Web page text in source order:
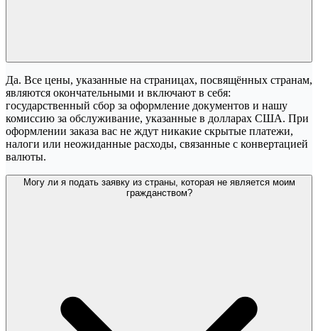
Да. Все цены, указанные на страницах, посвящённых странам,
являются окончательными и включают в себя:
государственный сбор за оформление документов и нашу
комиссию за обслуживание, указанные в долларах США. При
оформлении заказа вас не ждут никакие скрытые платежи,
налоги или неожиданные расходы, связанные с конвертацией
валюты.
Могу ли я подать заявку из страны, которая не является моим
гражданством?